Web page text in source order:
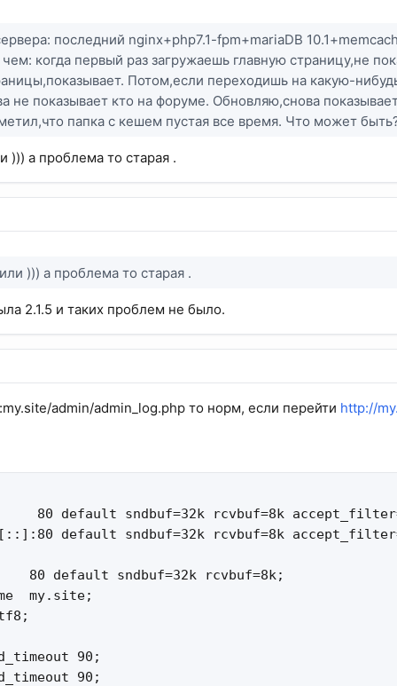
последний nginx+php7.1-fpm+mariaDB
когда первый раз загружаешь главную страницу,не
Потом,если переходишь на какую-
не показывает кто на форуме. Обновляю,снова
папка с кешем пустая все время. Что может
))) а проблема то старая .
))) а проблема то старая .
2.1.5 и таких проблем не было.
admin/admin_log.php то норм, если перейти http://
80 default sndbuf=32k rcvbuf=8k
default sndbuf=32k rcvbuf=8k
80 default sndbuf=32k rcvbuf=8k;
my.site;
90;
90;